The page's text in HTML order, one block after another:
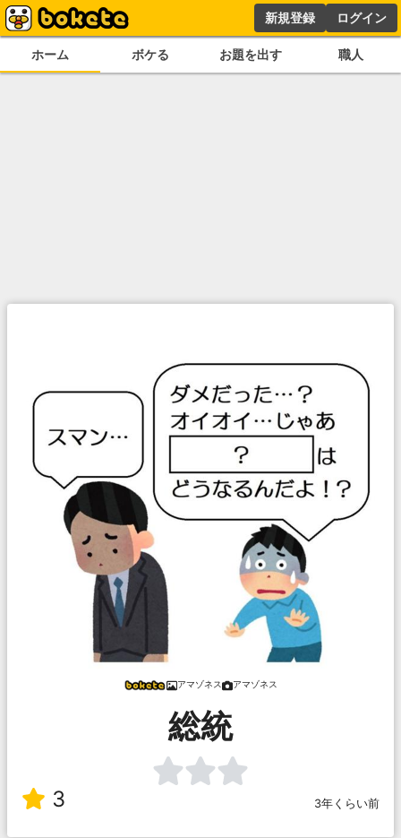
新規登録 ログイン
ホーム ボケる お題を出す 職人
アマゾネス アマゾネス
総統
3 3年くらい前